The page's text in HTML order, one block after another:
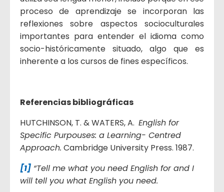
proceso de aprendizaje se incorporan las
reflexiones sobre aspectos socioculturales
importantes para entender el idioma como
socio-históricamente situado, algo que es
inherente a los cursos de fines específicos.
Referencias bibliográficas
HUTCHINSON, T. & WATERS, A. English for
Specific Purpouses: a Learning- Centred
Approach. Cambridge University Press. 1987.
[1] “Tell me what you need English for and I
will tell you what English you need.